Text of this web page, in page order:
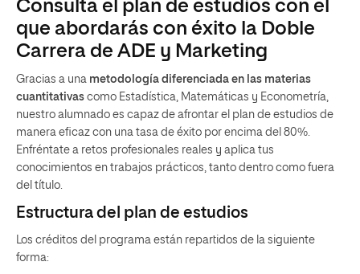
Consulta el plan de estudios con el
que abordarás con éxito la Doble
Carrera de ADE y Marketing
Gracias a una metodología diferenciada en las materias
cuantitativas como Estadística, Matemáticas y Econometría,
nuestro alumnado es capaz de afrontar el plan de estudios de
manera eficaz con una tasa de éxito por encima del 80%.
Enfréntate a retos profesionales reales y aplica tus
conocimientos en trabajos prácticos, tanto dentro como fuera
del título.
Estructura del plan de estudios
Los créditos del programa están repartidos de la siguiente
forma: